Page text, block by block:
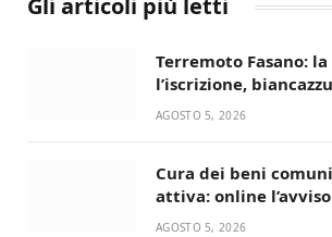
Gli articoli più letti
Terremoto Fasano: la
l’iscrizione,
Serie D
AGOSTO 5, 2026
Cura dei beni
attiva: online
condivisa della
AGOSTO 5, 2026